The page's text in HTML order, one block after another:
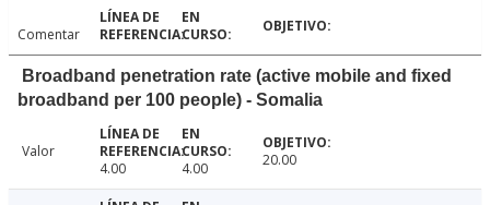
Comentar
Broadband penetration rate (active mobile and fixed
broadband per 100 people) - Somalia
Valor
4.00
4.00 20.00